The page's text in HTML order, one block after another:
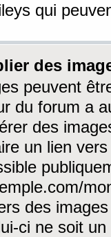
qui
des
peuvent
du forum a
des
un lien
des
ci ne soit